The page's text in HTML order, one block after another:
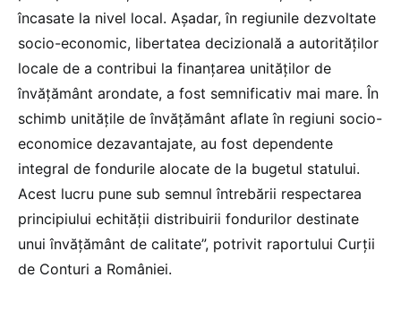
încasate la nivel local. Așadar, în regiunile dezvoltate
socio-economic, libertatea decizională a autorităților
locale de a contribui la finanțarea unităților de
învățământ arondate, a fost semnificativ mai mare. În
schimb unitățile de învățământ aflate în regiuni socio-
economice dezavantajate, au fost dependente
integral de fondurile alocate de la bugetul statului.
Acest lucru pune sub semnul întrebării respectarea
principiului echității distribuirii fondurilor destinate
unui învățământ de calitate”, potrivit raportului Curții
de Conturi a României.